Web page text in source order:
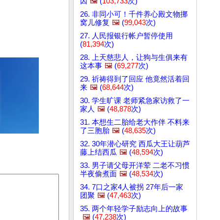
26. 非同小可！千件养心殿文物挪
窝儿修复 🖼️ (99,043次)
27. 人民报银行帐户暂停使用
(81,394次)
28. 上天慈悲人，让狗与生俱来有
这本事 🖼️ (69,277次)
29. 祈祷得到了回应 他竟然活着回
来 🖼️ (68,644次)
30. 学生旷课 老师紧急家访救了一
家人 🖼️ (48,878次)
31. 本想生二胎给老大作伴 不料来
了三胞胎 🖼️ (48,635次)
32. 30年潜心研究 西瓜大王让葫芦
藤上结西瓜 🖼️ (48,594次)
33. 男子请父母开洋荤 二老不习惯
半夜偷煮面 🖼️ (48,534次)
34. 7口之家4人被拐 27年后一家
团聚 🖼️ (47,463次)
35. 两个年轻学子励志向上的故事
🖼️ (47,238次)